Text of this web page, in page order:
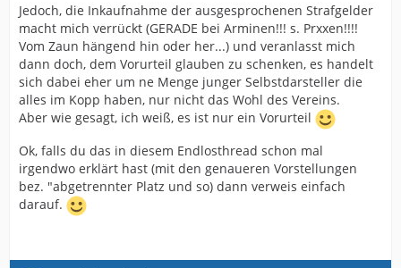
Jedoch, die Inkaufnahme der ausgesprochenen Strafgelder
macht mich verrückt (GERADE bei Arminen!!! s. Prxxen!!!!
Vom Zaun hängend hin oder her...) und veranlasst mich
dann doch, dem Vorurteil glauben zu schenken, es handelt
sich dabei eher um ne Menge junger Selbstdarsteller die
alles im Kopp haben, nur nicht das Wohl des Vereins.
Aber wie gesagt, ich weiß, es ist nur ein Vorurteil
Ok, falls du das in diesem Endlosthread schon mal
irgendwo erklärt hast (mit den genaueren Vorstellungen
bez. "abgetrennter Platz und so) dann verweis einfach
darauf.